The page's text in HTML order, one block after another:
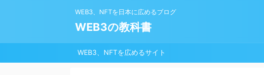
WEB3、NFTを日本に広めるブログ
WEB3の教科書
WEB3、NFTを広めるサイト